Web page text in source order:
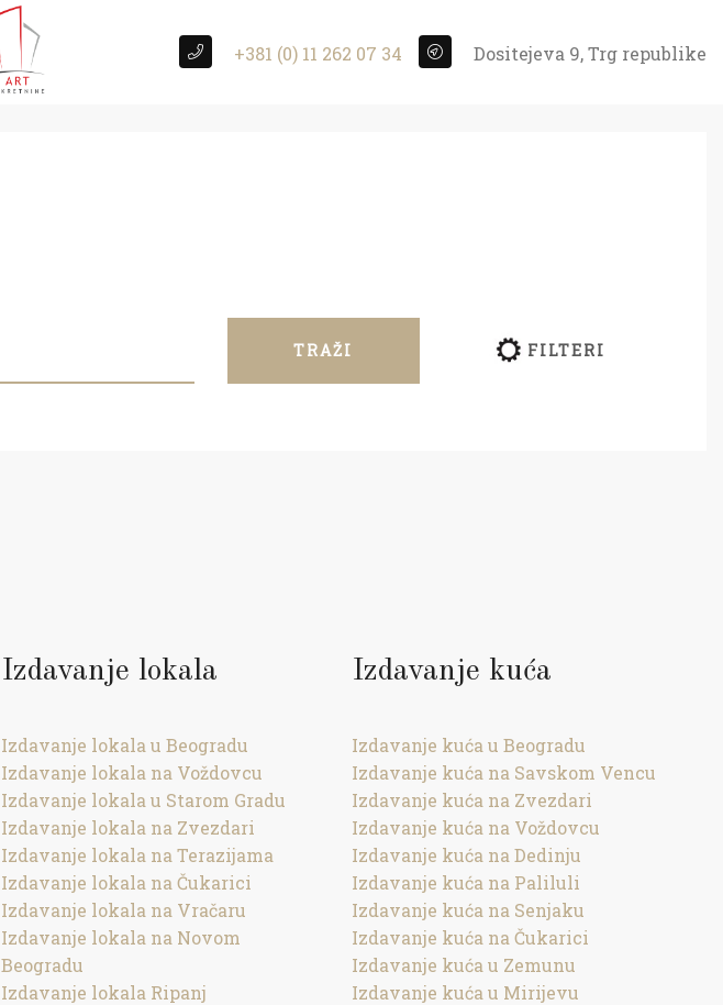
+381 (0) 11 262 07 34 Dositejeva 9, Trg republike
TRAŽI FILTERI
Izdavanje lokala
Izdavanje lokala u Beogradu
Izdavanje lokala na Voždovcu
Izdavanje lokala u Starom Gradu
Izdavanje lokala na Zvezdari
Izdavanje lokala na Terazijama
Izdavanje lokala na Čukarici
Izdavanje lokala na Vračaru
Izdavanje lokala na Novom
Beogradu
Izdavanje lokala Ripanj
Izdavanje kuća
Izdavanje kuća u Beogradu
Izdavanje kuća na Savskom Vencu
Izdavanje kuća na Zvezdari
Izdavanje kuća na Voždovcu
Izdavanje kuća na Dedinju
Izdavanje kuća na Paliluli
Izdavanje kuća na Senjaku
Izdavanje kuća na Čukarici
Izdavanje kuća u Zemunu
Izdavanje kuća u Mirijevu